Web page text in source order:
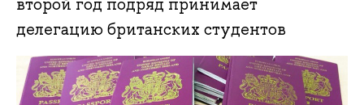
второй год подряд принимает
делегацию британских студентов